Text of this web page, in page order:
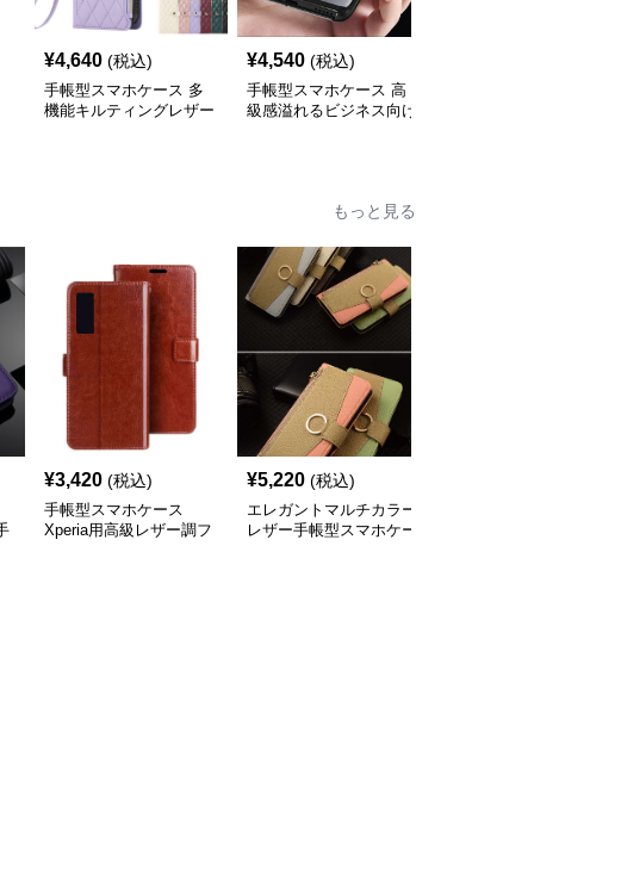
¥4,640 (税込)
手帳型スマホケース 多
機能キルティングレザー
¥4,540 (税込)
手帳型スマホケース 高
級感溢れるビジネス向け
もっと見る
¥3,420 (税込)
手帳型スマホケース
Xperia用高級レザー調フ
¥5,220 (税込)
エレガントマルチカラー
レザー手帳型スマホケー